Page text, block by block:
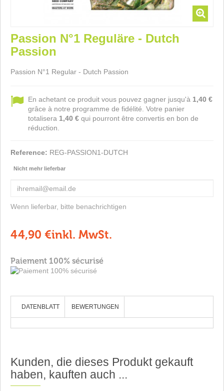
Passion N°1 Reguläre - Dutch
Passion
Passion N°1 Regular - Dutch Passion
En achetant ce produit vous pouvez gagner jusqu'à 1,40 €
grâce à notre programme de fidélité. Votre panier
totalisera 1,40 € qui pourront être convertis en bon de
réduction.
Reference: REG-PASSION1-DUTCH
Nicht mehr lieferbar
Wenn lieferbar, bitte benachrichtigen
44,90 €inkl. MwSt.
Paiement 100% sécurisé
DATENBLATT BEWERTUNGEN
Kunden, die dieses Produkt gekauft
haben, kauften auch ...